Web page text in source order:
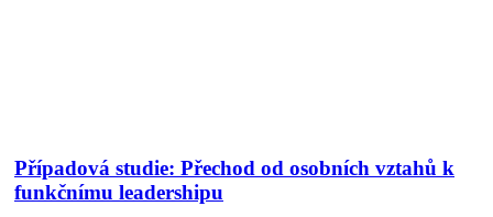
Případová studie: Přechod od osobních vztahů k
funkčnímu leadershipu